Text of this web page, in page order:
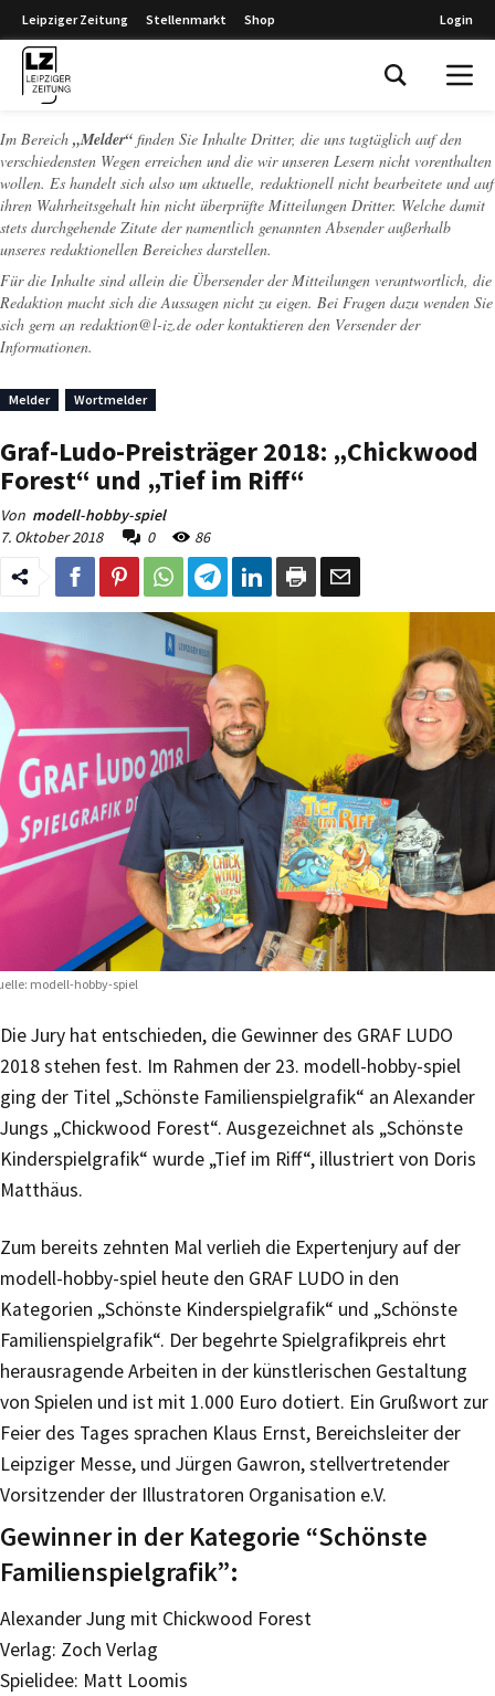
Leipziger Zeitung Stellenmarkt Shop Login
Im Bereich „Melder“ finden Sie Inhalte Dritter, die uns tagtäglich auf den
verschiedensten Wegen erreichen und die wir unseren Lesern nicht vorenthalten
wollen. Es handelt sich also um aktuelle, redaktionell nicht bearbeitete und auf
ihren Wahrheitsgehalt hin nicht überprüfte Mitteilungen Dritter. Welche damit
stets durchgehende Zitate der namentlich genannten Absender außerhalb
unseres redaktionellen Bereiches darstellen.
Für die Inhalte sind allein die Übersender der Mitteilungen verantwortlich, die
Redaktion macht sich die Aussagen nicht zu eigen. Bei Fragen dazu wenden Sie
sich gern an redaktion@l-iz.de oder kontaktieren den Versender der
Informationen.
Melder Wortmelder
Graf-Ludo-Preisträger 2018: „Chickwood
Forest“ und „Tief im Riff“
Von modell-hobby-spiel
7. Oktober 2018
0 86
modell-hobby-spiel
Die Jury hat entschieden, die Gewinner des GRAF LUDO
2018 stehen fest. Im Rahmen der 23. modell-hobby-spiel
ging der Titel „Schönste Familienspielgrafik“ an Alexander
Jungs „Chickwood Forest“. Ausgezeichnet als „Schönste
Kinderspielgrafik“ wurde „Tief im Riff“, illustriert von Doris
Matthäus.
Zum bereits zehnten Mal verlieh die Expertenjury auf der
modell-hobby-spiel heute den GRAF LUDO in den
Kategorien „Schönste Kinderspielgrafik“ und „Schönste
Familienspielgrafik“. Der begehrte Spielgrafikpreis ehrt
herausragende Arbeiten in der künstlerischen Gestaltung
von Spielen und ist mit 1.000 Euro dotiert. Ein Grußwort zur
Feier des Tages sprachen Klaus Ernst, Bereichsleiter der
Leipziger Messe, und Jürgen Gawron, stellvertretender
Vorsitzender der Illustratoren Organisation e.V.
Gewinner in der Kategorie “Schönste
Familienspielgrafik”:
Alexander Jung mit Chickwood Forest
Verlag: Zoch Verlag
Spielidee: Matt Loomis